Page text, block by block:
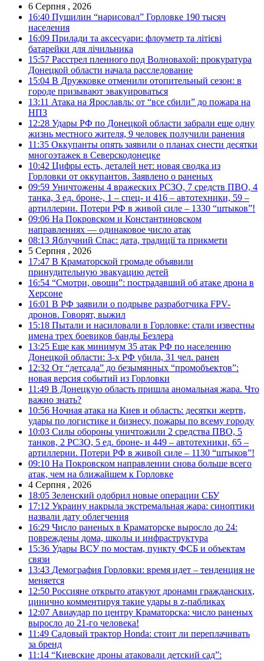
6 Серпня , 2026
16:40 Пушилин “нарисовал” Горловке 190 тысяч
населения
16:09 Прилади та аксесуари: флоуметр та літієві
батарейки для лічильника
15:57 Расстрел пленного под Волновахой: прокуратура
Донецкой области начала расследование
15:04 В Дружковке отменили отопительный сезон: в
городе призывают эвакуироваться
13:11 Атака на Ярославль: от “все сбили” до пожара на
НПЗ
12:28 Удары РФ по Донецкой области забрали еще одну
жизнь местного жителя, 9 человек получили ранения
11:35 Оккупанты опять заявили о планах снести десятки
многоэтажек в Северскодонецке
10:42 Цифры есть, деталей нет: новая сводка из
Горловки от оккупантов. Заявлено о раненых
09:59 Уничтожены 4 вражеских РСЗО, 7 средств ПВО, 4
танка, 3 ед. броне-, 1 – спец- и 416 – автотехники, 59 –
артиллерии. Потери РФ в живой силе – 1330 “штыков”!
09:06 На Покровском и Константиновском
направлениях — одинаковое число атак
08:13 Яблучний Спас: дата, традиції та прикмети
5 Серпня , 2026
17:47 В Краматорской громаде объявили
принудительную эвакуацию детей
16:54 “Смотри, овощи”: пострадавший об атаке дрона в
Херсоне
16:01 В РФ заявили о подрыве разработчика FPV-
дронов. Говорят, выжил
15:18 Пытали и насиловали в Горловке: стали известны
имена трех боевиков банды Безлера
13:25 Еще как минимум 35 атак РФ по населению
Донецкой области: 3-х РФ убила, 31 чел. ранен
12:32 От “детсада” до безымянных “промобъектов”:
новая версия событий из Горловки
11:49 В Донецкую область пришла аномальная жара. Что
важно знать?
10:56 Ночная атака на Киев и область: десятки жертв,
удары по логистике и бизнесу, пожары по всему городу
10:03 Силы обороны уничтожили 2 средства ПВО, 5
танков, 2 РСЗО, 5 ед. броне- и 449 – автотехники, 65 –
артиллерии. Потери РФ в живой силе – 1130 “штыков”!
09:10 На Покровском направлении снова больше всего
атак, чем на ближайшем к Горловке
4 Серпня , 2026
18:05 Зеленский одобрил новые операции СБУ
17:12 Украину накрыла экстремальная жара: синоптики
назвали дату облегчения
16:29 Число раненых в Краматорске выросло до 24:
повреждены дома, школы и инфраструктура
15:36 Удары ВСУ по мостам, пункту ФСБ и объектам
связи
13:43 Демография Горловки: время идет – тенденция не
меняется
12:50 Россияне открыто атакуют дронами гражданских,
цинично комментируя такие удары в z-пабликах
12:07 Авиаудар по центру Краматорска: число раненых
выросло до 21-го человека!
11:49 Садовый трактор Honda: стоит ли переплачивать
за бренд
11:14 “Киевские дроны атаковали детский сад”: